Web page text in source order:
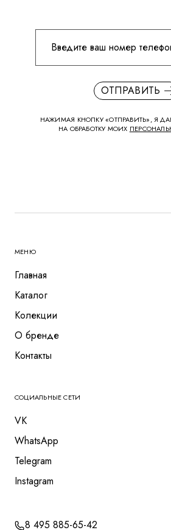
ОТПРАВИТЬ
НАЖИМАЯ КНОПКУ «ОТПРАВИТЬ», Я
НА ОБРАБОТКУ МОИХ
МЕНЮ
Главная
Каталог
Колекции
О бренде
Контакты
СОЦИАЛЬНЫЕ СЕТИ
VK
WhatsApp
Telegram
Instagram
8 495 885-65-42